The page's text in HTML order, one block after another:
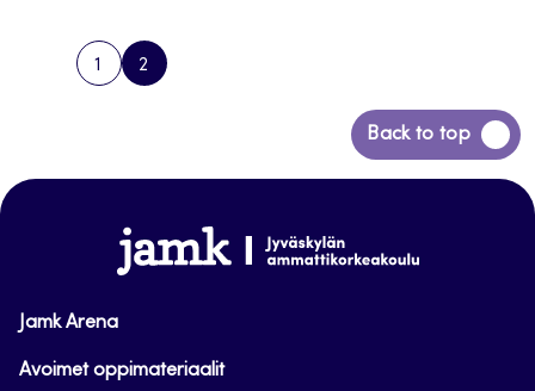
PREVIOUS
PAGE
1
PAGE
2
Back to top
Siirry
takaisin
www.jamk.fi
Jamk Arena
Avoimet oppimateriaalit